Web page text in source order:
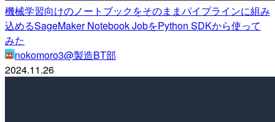
機械学習向けのノートブックをそのままパイプラインに組み
込めるSageMaker Notebook JobをPython SDKから使って
みた
nokomoro3@製造BT部
2024.11.26